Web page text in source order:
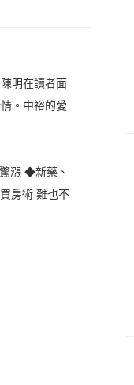
明在讀者面
。中裕的愛
漲 ◆新藥、
房術 難也不